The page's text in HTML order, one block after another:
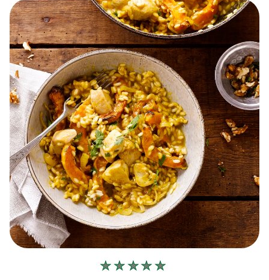
Geen